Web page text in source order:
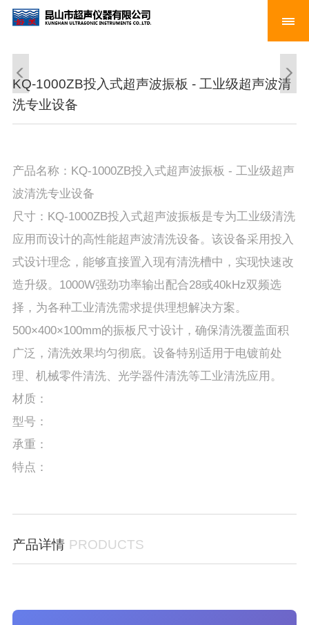
KQ-1000ZB投入式超声波振板 - 工业级超声波清
洗专业设备
产品名称：KQ-1000ZB投入式超声波振板 - 工业级超声
波清洗专业设备
尺寸：KQ-1000ZB投入式超声波振板是专为工业级清洗
应用而设计的高性能超声波清洗设备。该设备采用投入
式设计理念，能够直接置入现有清洗槽中，实现快速改
造升级。1000W强劲功率输出配合28或40kHz双频选
择，为各种工业清洗需求提供理想解决方案。
500×400×100mm的振板尺寸设计，确保清洗覆盖面积
广泛，清洗效果均匀彻底。设备特别适用于电镀前处
理、机械零件清洗、光学器件清洗等工业清洗应用。
材质：
型号：
承重：
特点：
产品详情 PRODUCTS